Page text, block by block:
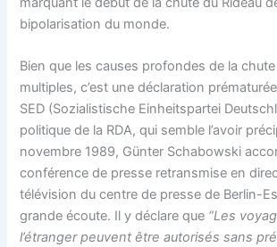
bipolarisation du monde.
Bien que les causes profondes de la
multiples, c’est une déclaration
SED (Sozialistische Einheitspartei
politique de la RDA, qui semble l’avoir
novembre 1989, Günter Schabowski
conférence de presse retransmise en
télévision du centre de presse de Berlin-
grande écoute. Il y déclare que “Les
l’étranger peuvent être autorisés sans